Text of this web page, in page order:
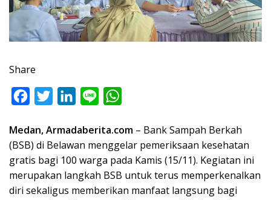
Share
c
e
o
i
t
t
e
n
k
d
n
e
a
t
A
Medan, Armadaberita.com – Bank Sampah Berkah
(BSB) di Belawan menggelar pemeriksaan kesehatan
gratis bagi 100 warga pada Kamis (15/11). Kegiatan ini
merupakan langkah BSB untuk terus memperkenalkan
diri sekaligus memberikan manfaat langsung bagi